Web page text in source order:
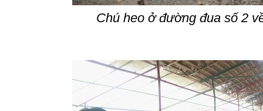
Chú heo ở đường đua số 2